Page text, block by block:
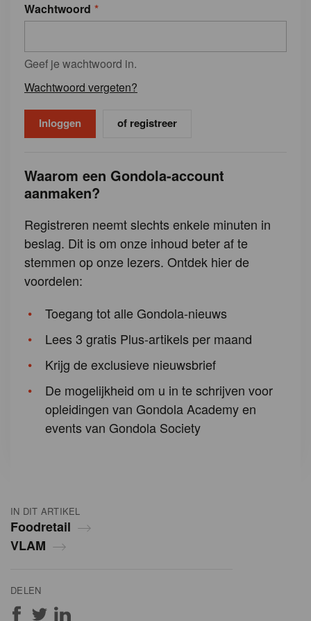
IN DIT ARTIKEL
Foodretail
VLAM
DELEN
Wachtwoord
Geef je wachtwoord in.
Wachtwoord vergeten?
of registreer
Waarom een Gondola-account
aanmaken?
Registreren neemt slechts enkele minuten in
beslag. Dit is om onze inhoud beter af te
stemmen op onze lezers. Ontdek hier de
voordelen:
Toegang tot alle Gondola-nieuws
Lees 3 gratis Plus-artikels per maand
Krijg de exclusieve nieuwsbrief
De mogelijkheid om u in te schrijven voor
opleidingen van Gondola Academy en
events van Gondola Society